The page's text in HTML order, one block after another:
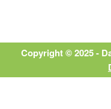
Copyright © 2025 -